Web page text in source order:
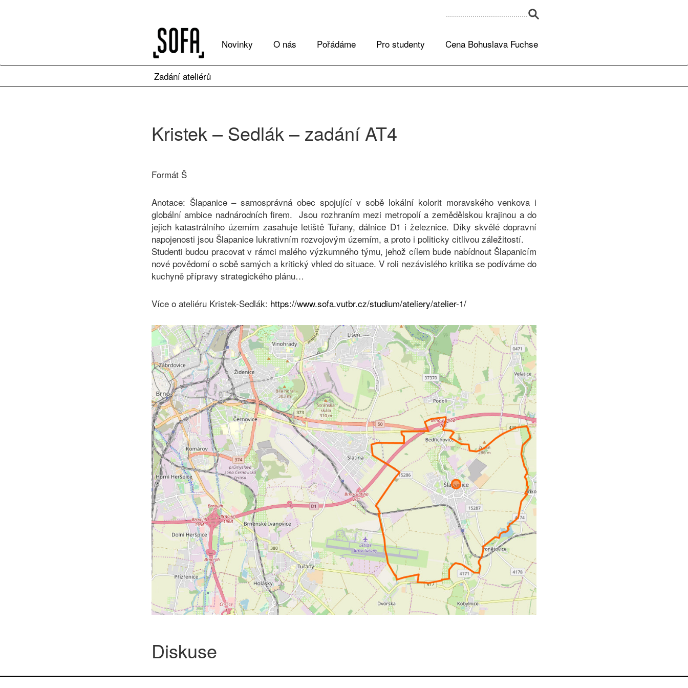
Cena Bohuslava Fuchse
Pro studenty
Pořádáme
O nás
Novinky
Zadání ateliérů
Kristek – Sedlák – zadání AT4
Formát Š
Anotace: Šlapanice – samosprávná obec spojující v sobě lokální kolorit moravského venkova i
globální ambice nadnárodních firem. Jsou rozhraním mezi metropolí a zemědělskou krajinou a do
jejich katastrálního územím zasahuje letiště Tuřany, dálnice D1 i železnice. Díky skvělé dopravní
napojenosti jsou Šlapanice lukrativním rozvojovým územím, a proto i politicky citlivou záležitostí.
Studenti budou pracovat v rámci malého výzkumného týmu, jehož cílem bude nabídnout Šlapanicím
nové povědomí o sobě samých a kritický vhled do situace. V roli nezávislého kritika se podíváme do
kuchyně přípravy strategického plánu…
Více o ateliéru Kristek-Sedlák: https://www.sofa.vutbr.cz/studium/ateliery/atelier-1/
Diskuse